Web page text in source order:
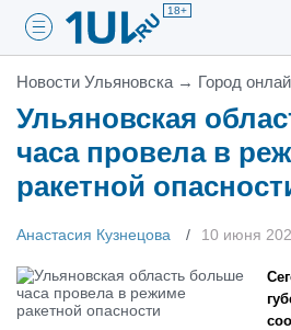
18+
Новости Ульяновска → Город
Ульяновская
часа провела в
ракетной
Анастасия Кузнецова 10 июня